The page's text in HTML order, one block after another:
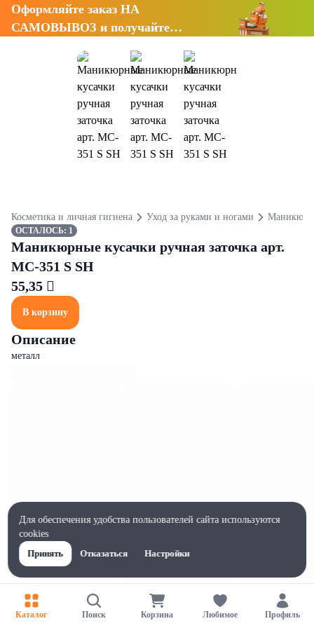
Оформляйте заказ НА
САМОВЫВОЗ и получайте
Косметика и личная гигиена Уход за руками и ногами
ОСТАЛОСЬ: 1
Маникюрные кусачки ручная заточка арт.
MC-351 S SH
55,35 
В корзину
Описание
металл
Характеристики
Ширина, мм
Каталог Поиск Корзина Любимое Профиль
Для обеспечения удобства пользователей сайта используются
cookies
Принять
Отказаться Настройки